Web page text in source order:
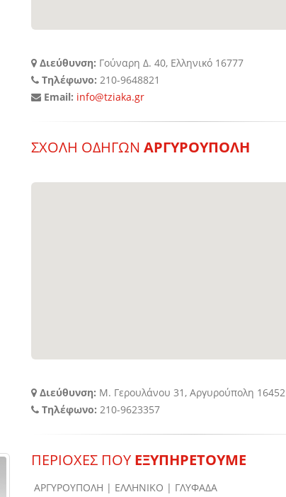
Διεύθυνση: Γούναρη Δ. 40, Ελληνικό 16777
Τηλέφωνο: 210-9648821
Email: info@tziaka.gr
ΣΧΟΛΗ ΟΔΗΓΩΝ ΑΡΓΥΡΟΥΠΟΛΗ
Διεύθυνση: Μ. Γερουλάνου 31, Αργυρούπολη 16452
Τηλέφωνο: 210-9623357
ΠΕΡΙΟΧΕΣ ΠΟΥΕΞΥΠΗΡΕΤΟΥΜΕ
ΑΡΓΥΡΟΥΠΟΛΗ | ΕΛΛΗΝΙΚΟ | ΓΛΥΦΑΔΑ